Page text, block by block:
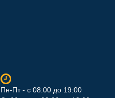
Пн-Пт - с 08:00 до 19:00